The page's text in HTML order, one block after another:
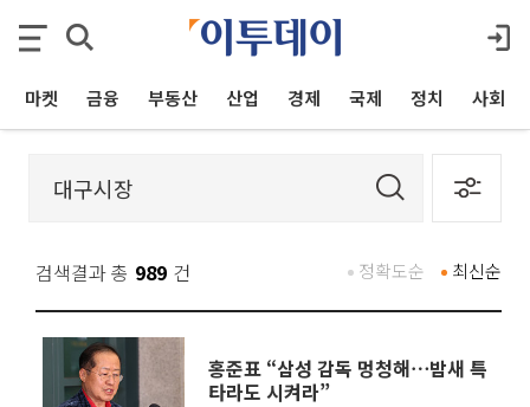
마켓 금융 부동산 산업 경제 국제 정치 사회
검색결과 총 989 건 최신순
정확도순
홍준표 “삼성 감독 멍청해⋯밤새 특
타라도 시켜라”